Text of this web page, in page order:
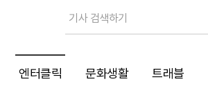
엔터클릭 문화생활 트래블